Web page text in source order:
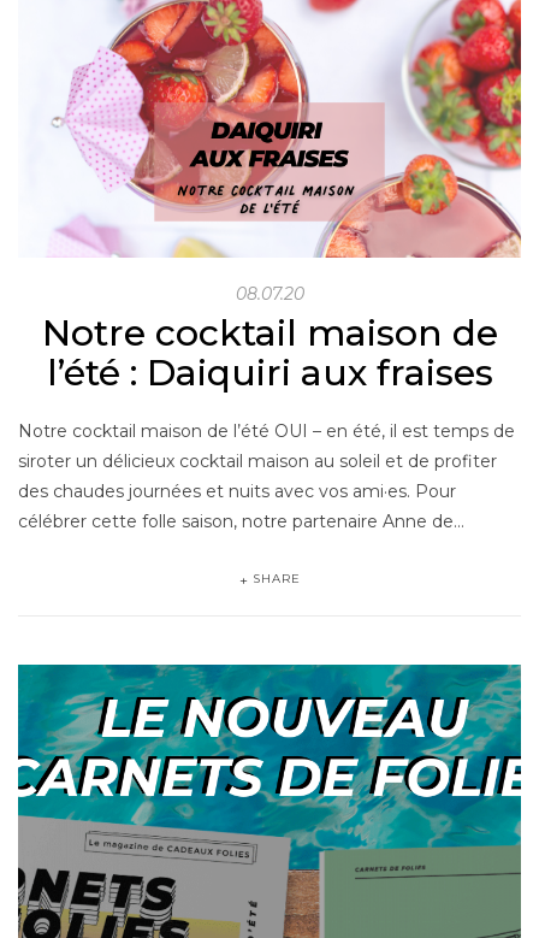
08.07.20
Notre cocktail maison de
l’été : Daiquiri aux fraises
Notre cocktail maison de l’été OUI – en été, il est temps de
siroter un délicieux cocktail maison au soleil et de profiter
des chaudes journées et nuits avec vos ami·es. Pour
célébrer cette folle saison, notre partenaire Anne de…
SHARE